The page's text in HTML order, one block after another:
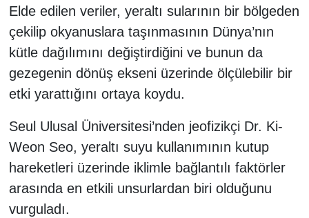
Elde edilen veriler, yeraltı sularının bir bölgeden
çekilip okyanuslara taşınmasının Dünya’nın
kütle dağılımını değiştirdiğini ve bunun da
gezegenin dönüş ekseni üzerinde ölçülebilir bir
etki yarattığını ortaya koydu.
Seul Ulusal Üniversitesi’nden jeofizikçi Dr. Ki-
Weon Seo, yeraltı suyu kullanımının kutup
hareketleri üzerinde iklimle bağlantılı faktörler
arasında en etkili unsurlardan biri olduğunu
vurguladı.